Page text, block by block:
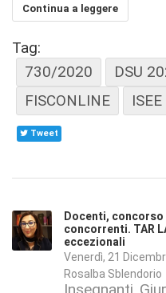
Continua a leggere
Tag:
730/2020
DSU
FISCONLINE
Tweet
Docenti,
concorrenti. TAR
eccezionali
Venerdì, 21
Rosalba Sblendorio